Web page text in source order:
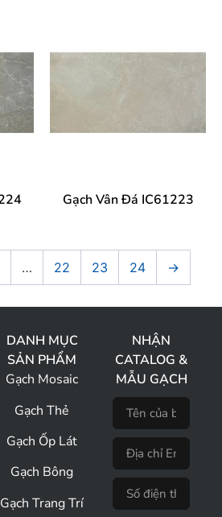
Gạch Vân Đá IC61223
… 22 23 24 →
DANH MỤC
SẢN PHẨM
Gạch Mosaic
Gạch Thẻ
Gạch Ốp Lát
Gạch Bông
Gạch Trang Trí
NHẬN
CATALOG &
MẪU GẠCH